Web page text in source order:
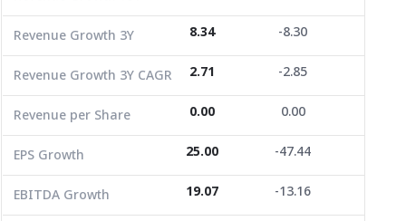
EPS Growth
25.00 -47.44
EBITDA Growth
19.07 -13.16
5Y CAGR Total Return
Market Cap (M.Bath)
567.00 710.40
Average Volume
2,516.93 2,845.28
Revenue Growth 3Y 8.34 -8.30
Revenue Growth 3Y CAGR 2.71 -2.85
Revenue per Share 0.00 0.00
EPS Growth 25.00 -47.44
EBITDA Growth 19.07 -13.16